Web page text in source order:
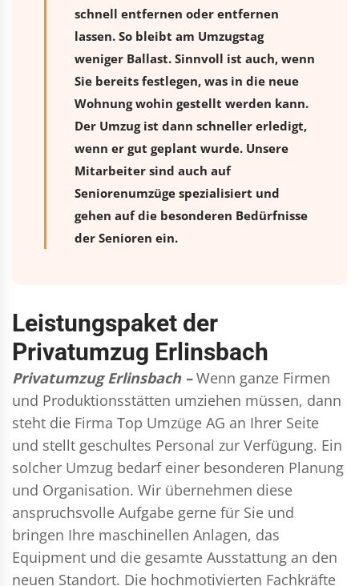
schnell entfernen oder entfernen
lassen. So bleibt am Umzugstag
weniger Ballast. Sinnvoll ist auch, wenn
Sie bereits festlegen, was in die neue
Wohnung wohin gestellt werden kann.
Der Umzug ist dann schneller erledigt,
wenn er gut geplant wurde. Unsere
Mitarbeiter sind auch auf
Seniorenumzüge spezialisiert und
gehen auf die besonderen Bedürfnisse
der Senioren ein.
Leistungspaket der
Privatumzug Erlinsbach
Privatumzug Erlinsbach – Wenn ganze Firmen
und Produktionsstätten umziehen müssen, dann
steht die Firma Top Umzüge AG an Ihrer Seite
und stellt geschultes Personal zur Verfügung. Ein
solcher Umzug bedarf einer besonderen Planung
und Organisation. Wir übernehmen diese
anspruchsvolle Aufgabe gerne für Sie und
bringen Ihre maschinellen Anlagen, das
Equipment und die gesamte Ausstattung an den
neuen Standort. Die hochmotivierten Fachkräfte